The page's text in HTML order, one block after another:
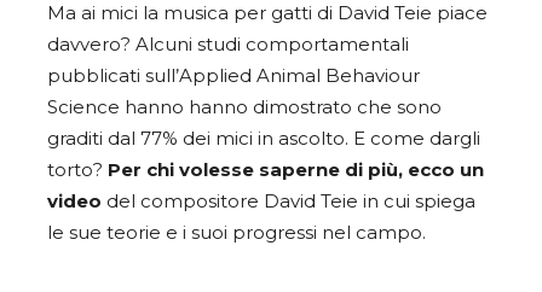
Ma ai mici la musica per gatti di David Teie piace
davvero? Alcuni studi comportamentali
pubblicati sull’Applied Animal Behaviour
Science hanno hanno dimostrato che sono
graditi dal 77% dei mici in ascolto. E come dargli
torto? Per chi volesse saperne di più, ecco un
video del compositore David Teie in cui spiega
le sue teorie e i suoi progressi nel campo.